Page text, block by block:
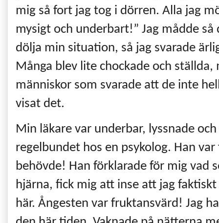
mig så fort jag tog i dörren. Alla jag
mysigt och underbart!” Jag mådde
dölja min situation, så jag svarade
Många blev lite chockade och
människor som svarade att de inte
visat det.
Min läkare var underbar, lyssnade
regelbundet hos en psykolog. Han
behövde! Han förklarade för mig vad
hjärna, fick mig att inse att jag
här. Ångesten var fruktansvärd! Jag